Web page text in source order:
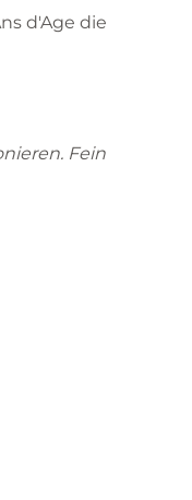
d'Age die
Fein